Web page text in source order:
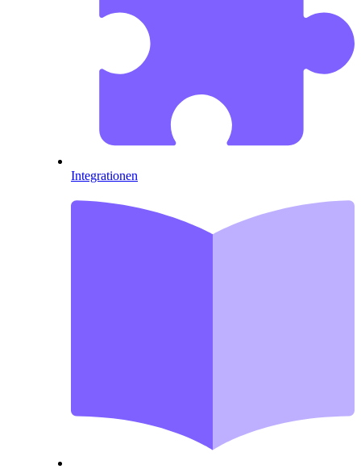
Integrationen